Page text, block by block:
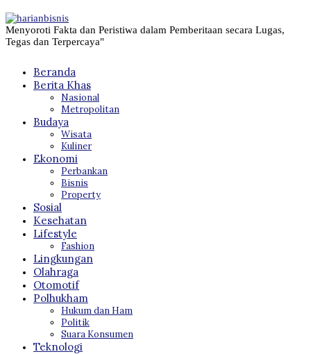
Menyoroti Fakta dan Peristiwa dalam Pemberitaan secara Lugas,
Tegas dan Terpercaya"
Beranda
Berita Khas
Nasional
Metropolitan
Budaya
Wisata
Kuliner
Ekonomi
Perbankan
Bisnis
Property
Sosial
Kesehatan
Lifestyle
Fashion
Lingkungan
Olahraga
Otomotif
Polhukham
Hukum dan Ham
Politik
Suara Konsumen
Teknologi